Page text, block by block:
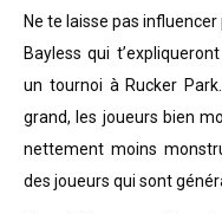
Ne te laisse pas
Bayless qui
un tournoi à Rucker
grand, les joueurs bien
nettement moins
des joueurs qui sont